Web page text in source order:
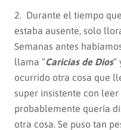
2. Durante el tiempo
estaba ausente, solo
Semanas antes
llama “Caricias de Dios”
ocurrido otra cosa que
super insistente con
probablemente quería
otra cosa. Se puso tan